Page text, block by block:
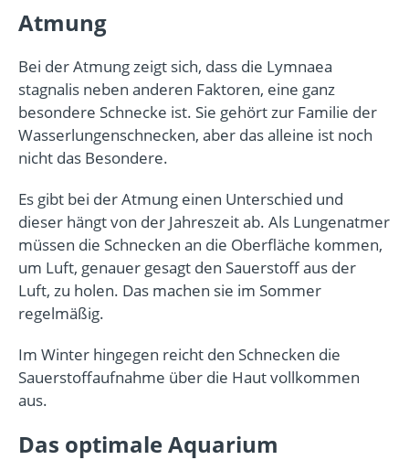
Atmung
Bei der Atmung zeigt sich, dass die Lymnaea
stagnalis neben anderen Faktoren, eine ganz
besondere Schnecke ist. Sie gehört zur Familie der
Wasserlungenschnecken, aber das alleine ist noch
nicht das Besondere.
Es gibt bei der Atmung einen Unterschied und
dieser hängt von der Jahreszeit ab. Als Lungenatmer
müssen die Schnecken an die Oberfläche kommen,
um Luft, genauer gesagt den Sauerstoff aus der
Luft, zu holen. Das machen sie im Sommer
regelmäßig.
Im Winter hingegen reicht den Schnecken die
Sauerstoffaufnahme über die Haut vollkommen
aus.
Das optimale Aquarium